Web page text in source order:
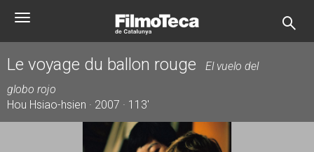
Toggle
Le voyage du ballon rouge
El vuelo del
globo rojo
Hou Hsiao-hsien · 2007 · 113'